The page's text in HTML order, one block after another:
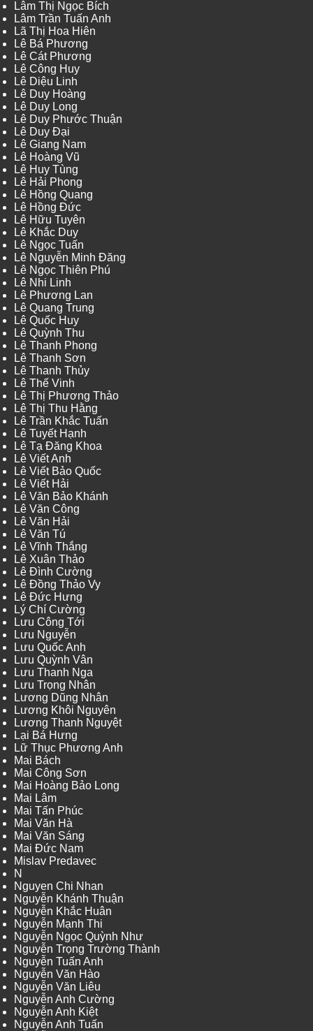
Lâm Thị Ngọc Bích
Lâm Trần Tuấn Anh
Lã Thị Hoa Hiên
Lê Bá Phương
Lê Cát Phương
Lê Công Huy
Lê Diệu Linh
Lê Duy Hoàng
Lê Duy Long
Lê Duy Phước Thuận
Lê Duy Đại
Lê Giang Nam
Lê Hoàng Vũ
Lê Huy Tùng
Lê Hải Phong
Lê Hồng Quang
Lê Hồng Đức
Lê Hữu Tuyên
Lê Khắc Duy
Lê Ngọc Tuấn
Lê Nguyễn Minh Đăng
Lê Ngọc Thiên Phú
Lê Nhi Linh
Lê Phương Lan
Lê Quang Trung
Lê Quốc Huy
Lê Quỳnh Thu
Lê Thanh Phong
Lê Thanh Sơn
Lê Thanh Thủy
Lê Thế Vinh
Lê Thị Phương Thảo
Lê Thị Thu Hằng
Lê Trần Khắc Tuấn
Lê Tuyết Hạnh
Lê Tạ Đăng Khoa
Lê Viết Anh
Lê Viết Bảo Quốc
Lê Viết Hải
Lê Văn Bảo Khánh
Lê Văn Công
Lê Văn Hải
Lê Văn Tú
Lê Vĩnh Thắng
Lê Xuân Thảo
Lê Đình Cường
Lê Đồng Thảo Vy
Lê Đức Hưng
Lý Chí Cường
Lưu Công Tới
Lưu Nguyễn
Lưu Quốc Anh
Lưu Quỳnh Vân
Lưu Thanh Nga
Lưu Trọng Nhân
Lương Dũng Nhân
Lương Khôi Nguyên
Lương Thanh Nguyệt
Lại Bá Hưng
Lữ Thục Phương Anh
Mai Bách
Mai Công Sơn
Mai Hoàng Bảo Long
Mai Lâm
Mai Tấn Phúc
Mai Văn Hà
Mai Văn Sáng
Mai Đức Nam
Mislav Predavec
N
Nguyen Chi Nhan
Nguyễn Khánh Thuận
Nguyễn Khắc Huân
Nguyễn Mạnh Thi
Nguyễn Ngọc Quỳnh Như
Nguyễn Trọng Trường Thành
Nguyễn Tuấn Anh
Nguyễn Văn Hào
Nguyễn Văn Liêu
Nguyễn Anh Cường
Nguyễn Anh Kiệt
Nguyễn Anh Tuấn